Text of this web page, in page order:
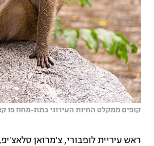
קופים ממקלט החיות העירוני בתת-מחוז פו
ראש עיריית לופבורי, צ'מרואן